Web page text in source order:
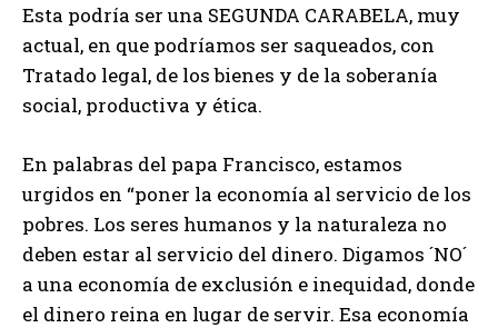
Esta podría ser una SEGUNDA CARABELA, muy
actual, en que podríamos ser saqueados, con
Tratado legal, de los bienes y de la soberanía
social, productiva y ética.
En palabras del papa Francisco, estamos
urgidos en “poner la economía al servicio de los
pobres. Los seres humanos y la naturaleza no
deben estar al servicio del dinero. Digamos ´NO´
a una economía de exclusión e inequidad, donde
el dinero reina en lugar de servir. Esa economía